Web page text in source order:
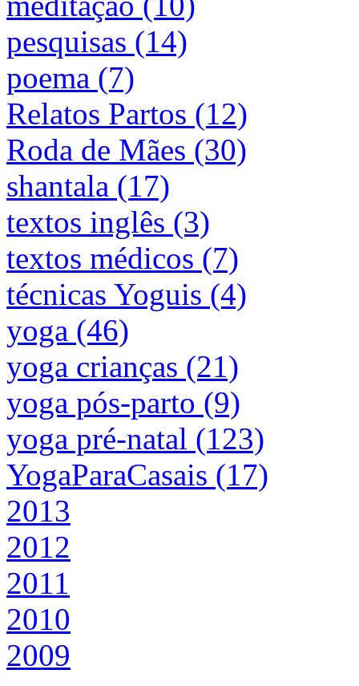
pesquisas (14)
poema (7)
Relatos Partos (12)
Roda de Mães (30)
shantala (17)
textos inglês (3)
textos médicos (7)
técnicas Yoguis (4)
yoga (46)
yoga crianças (21)
yoga pós-parto (9)
yoga pré-natal (123)
YogaParaCasais (17)
2013
2012
2011
2010
2009